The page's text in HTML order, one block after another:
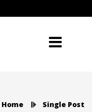
Home Single Post